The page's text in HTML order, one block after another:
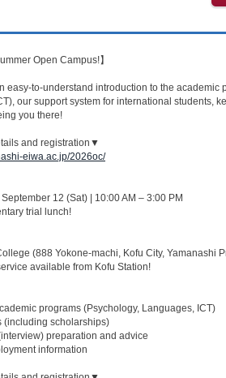
Open Campus!】
easy-to-understand introduction to the
our support system for international students,
you there!
and registration▼
eiwa.ac.jp/2026oc/
12 (Sat) | 10:00 AM – 3:00 PM
trial lunch!
(888 Yokone-machi, Kofu City, Yamanashi
available from Kofu Station!
programs (Psychology, Languages, ICT)
(including scholarships)
preparation and advice
information